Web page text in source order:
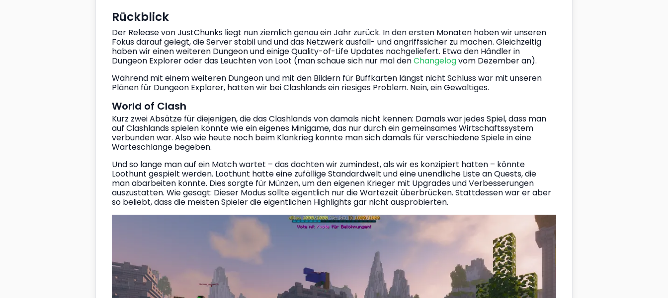
Rückblick
Der Release von JustChunks liegt nun ziemlich genau ein Jahr zurück. In den ersten Monaten haben wir unseren
Fokus darauf gelegt, die Server stabil und und das Netzwerk ausfall- und angriffssicher zu machen. Gleichzeitig
haben wir einen weiteren Dungeon und einige Quality-of-Life Updates nachgeliefert. Etwa den Händler in
Dungeon Explorer oder das Leuchten von Loot (man schaue sich nur mal den Changelog vom Dezember an).
Während mit einem weiteren Dungeon und mit den Bildern für Buffkarten längst nicht Schluss war mit unseren
Plänen für Dungeon Explorer, hatten wir bei Clashlands ein riesiges Problem. Nein, ein Gewaltiges.
World of Clash
Kurz zwei Absätze für diejenigen, die das Clashlands von damals nicht kennen: Damals war jedes Spiel, dass man
auf Clashlands spielen konnte wie ein eigenes Minigame, das nur durch ein gemeinsames Wirtschaftssystem
verbunden war. Also wie heute noch beim Klankrieg konnte man sich damals für verschiedene Spiele in eine
Warteschlange begeben.
Und so lange man auf ein Match wartet – das dachten wir zumindest, als wir es konzipiert hatten – könnte
Loothunt gespielt werden. Loothunt hatte eine zufällige Standardwelt und eine unendliche Liste an Quests, die
man abarbeiten konnte. Dies sorgte für Münzen, um den eigenen Krieger mit Upgrades und Verbesserungen
auszustatten. Wie gesagt: Dieser Modus sollte eigentlich nur die Wartezeit überbrücken. Stattdessen war er aber
so beliebt, dass die meisten Spieler die eigentlichen Highlights gar nicht ausprobierten.